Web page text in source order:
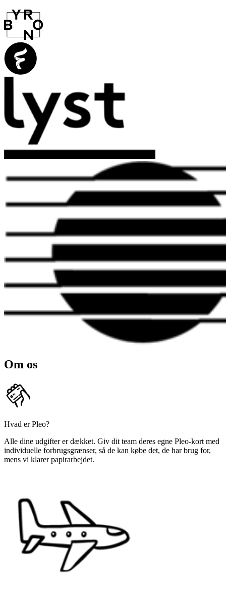
Om os
Hvad er Pleo?
Alle dine udgifter er dækket. Giv dit team deres egne Pleo-kort med
individuelle forbrugsgrænser, så de kan købe det, de har brug for,
mens vi klarer papirarbejdet.